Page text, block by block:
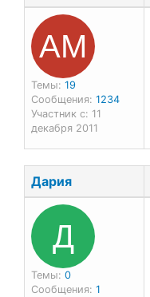
АМ
Темы: 19
Сообщения: 1234
Участник с: 11
декабря 2011
Дария
Д
Темы: 0
Сообщения: 1